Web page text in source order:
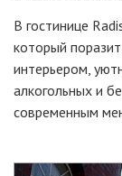
В гостинице
который
интерьером,
алкогольных и
современным